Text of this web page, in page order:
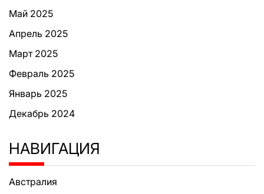
Май 2025
Апрель 2025
Март 2025
Февраль 2025
Январь 2025
Декабрь 2024
НАВИГАЦИЯ
Австралия